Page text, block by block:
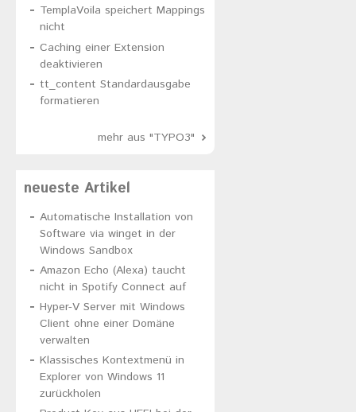
TemplaVoila speichert Mappings
nicht
Caching einer Extension
deaktivieren
tt_content Standardausgabe
formatieren
mehr aus "TYPO3"
neueste Artikel
Automatische Installation von
Software via winget in der
Windows Sandbox
Amazon Echo (Alexa) taucht
nicht in Spotify Connect auf
Hyper-V Server mit Windows
Client ohne einer Domäne
verwalten
Klassisches Kontextmenü in
Explorer von Windows 11
zurückholen